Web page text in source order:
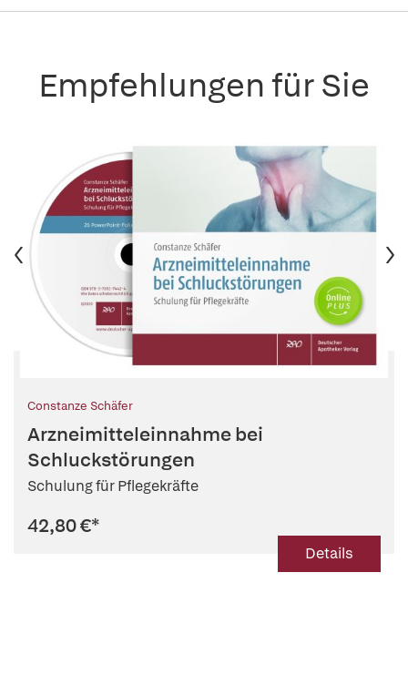
Empfehlungen für Sie
Constanze Schäfer
Arzneimitteleinnahme bei
Schluckstörungen
Schulung für Pflegekräfte
42,80 €*
Details